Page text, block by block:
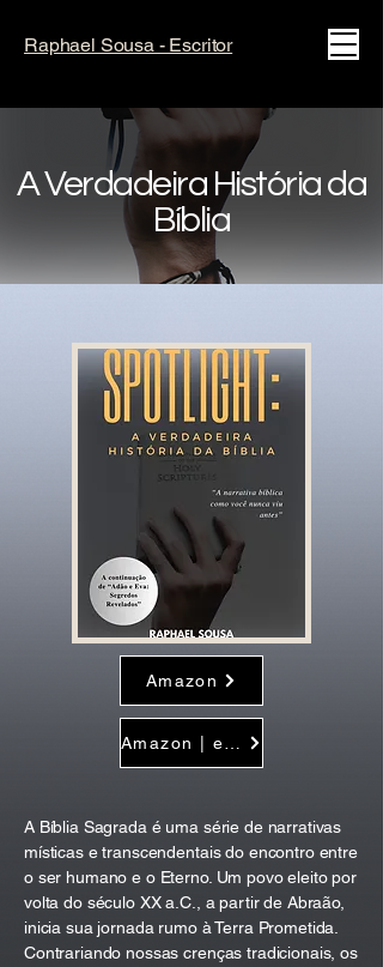
Raphael Sousa - Escritor
A Verdadeira História da
Bíblia
Amazon
A Bíblia Sagrada é uma série de narrativas
místicas e transcendentais do encontro entre
o ser humano e o Eterno. Um povo eleito por
volta do século XX a.C., a partir de Abraão,
inicia sua jornada rumo à Terra Prometida.
Contrariando nossas crenças tradicionais, os